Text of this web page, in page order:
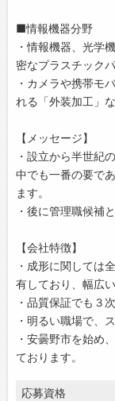
■情報機器分野
・情報機器、光学
密なプラスチック
・カメラや携帯モ
れる「外装加工」
【メッセージ】
・設立から半世紀
中でも一番の要で
ます。
・後に管理職候補
【会社特徴】
・成形に関しては
有しており、幅広
・品質保証でも３
・明るい職場で、
・安曇野市を始め
ております。
応募資格